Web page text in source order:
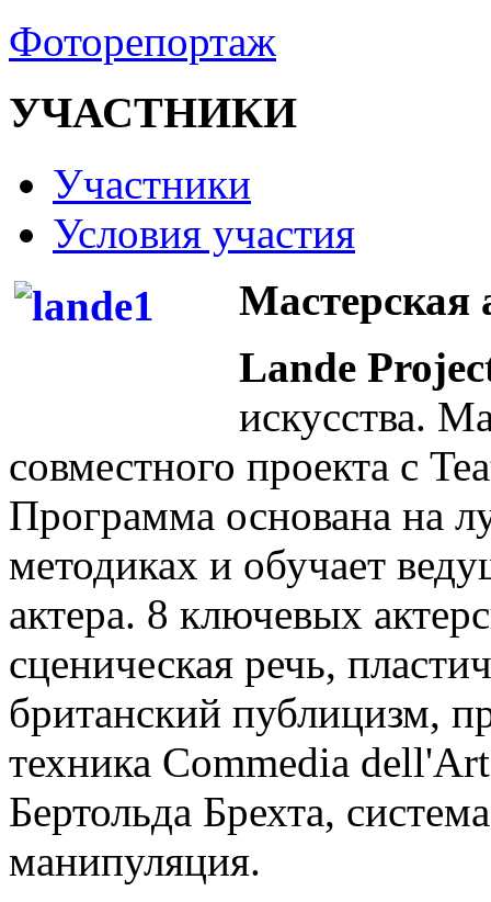
Фоторепортаж
УЧАСТНИКИ
Участники
Условия участия
Мастерская
Lande
искусства.
совместного проекта с
Программа основана на
методиках и обучает
актера. 8 ключевых
сценическая речь,
британский публицизм,
техника Commedia
Бертольда Брехта,
манипуляция.